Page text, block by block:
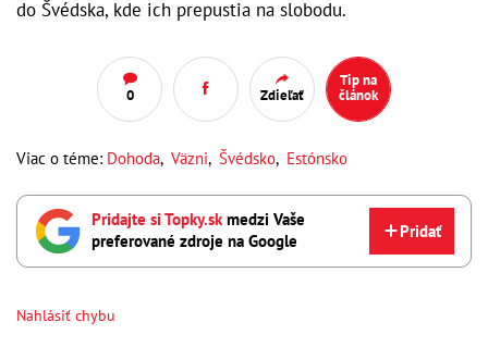
do Švédska, kde ich prepustia na slobodu.
0 Zdieľať
Tip na
článok
Viac o téme: Dohoda, Väzni, Švédsko, Estónsko
Pridajte si Topky.skmedzi Vaše
preferované zdroje na Google
Pridať
Nahlásiť chybu